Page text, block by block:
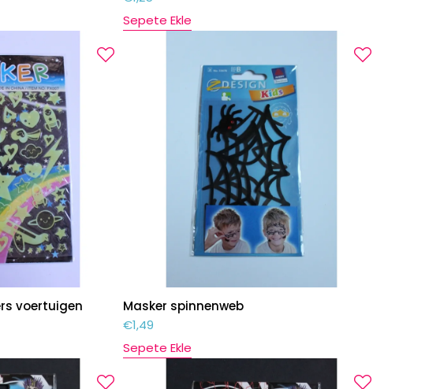
Sepete Ekle
voertuigen
Masker spinnenweb
€1,49
Sepete Ekle